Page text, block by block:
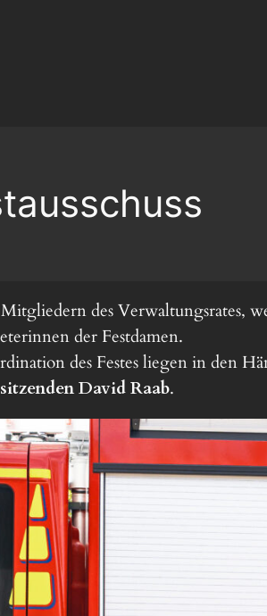
Mitgliedern des Verwaltungsrates,
der Festdamen.
des Festes liegen in den
David Raab.